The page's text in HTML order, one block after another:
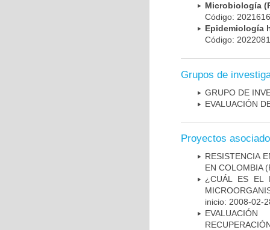
Microbiología
Código:
Epidemiología
Código:
Grupos de
GRUPO DE
EVALUACIÓN
Proyectos
RESISTENCIA
EN COLOMBIA
¿CUÁL ES EL
inicio: 2008-02-